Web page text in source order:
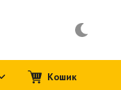
Кошик